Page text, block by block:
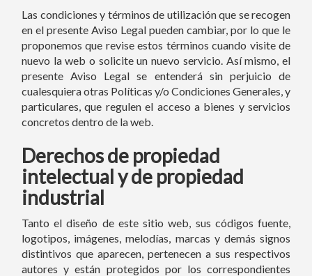
Las condiciones y términos de utilización que se recogen
en el presente Aviso Legal pueden cambiar, por lo que le
proponemos que revise estos términos cuando visite de
nuevo la web o solicite un nuevo servicio. Así mismo, el
presente Aviso Legal se entenderá sin perjuicio de
cualesquiera otras Políticas y/o Condiciones Generales, y
particulares, que regulen el acceso a bienes y servicios
concretos dentro de la web.
Derechos de propiedad
intelectual y de propiedad
industrial
Tanto el diseño de este sitio web, sus códigos fuente,
logotipos, imágenes, melodías, marcas y demás signos
distintivos que aparecen, pertenecen a sus respectivos
autores y están protegidos por los correspondientes